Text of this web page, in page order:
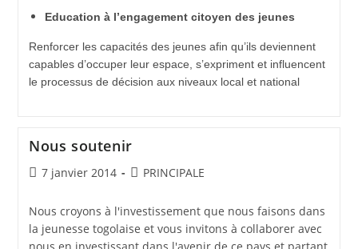
Education à l’engagement citoyen des jeunes
Renforcer les capacités des jeunes afin qu’ils deviennent
capables d’occuper leur espace, s’expriment et influencent
le processus de décision aux niveaux local et national
Nous soutenir
7 janvier 2014 PRINCIPALE
Nous croyons à l'investissement que nous faisons dans
la jeunesse togolaise et vous invitons à collaborer avec